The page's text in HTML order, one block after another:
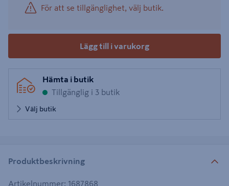
För att se tillgänglighet, välj butik.
Lägg till i varukorg
Hämta i butik
Tillgänglig i 3 butik
Välj butik
Produktbeskrivning
Artikelnummer: 1687868